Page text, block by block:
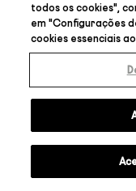
todos os cookies",
em "Configurações
cookies essenciais